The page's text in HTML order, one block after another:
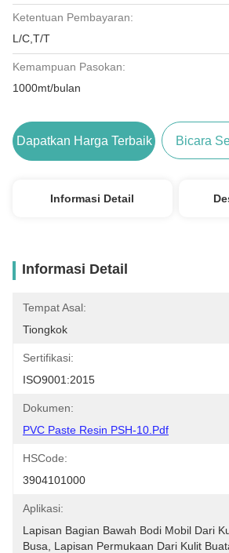
Ketentuan Pembayaran:
L/C,T/T
Kemampuan Pasokan:
1000mt/bulan
Dapatkan Harga Terbaik Bicara
Informasi Detail
Informasi Detail
Tempat Asal:
Tiongkok
Sertifikasi:
ISO9001:2015
Dokumen:
PVC Paste Resin PSH-10.pdf
HSCode:
3904101000
Aplikasi:
Lapisan Bagian Bawah Bodi Mobil Dari
Busa, Lapisan Permukaan Dari Kulit